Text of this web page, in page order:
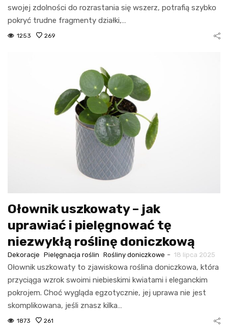
swojej zdolności do rozrastania się wszerz, potrafią szybko
pokryć trudne fragmenty działki,…
1253 269
Ołownik uszkowaty – jak
uprawiać i pielęgnować tę
niezwykłą roślinę doniczkową
Dekoracje Pielęgnacja roślin Rośliny doniczkowe - 18 lipca 2025
Ołownik uszkowaty to zjawiskowa roślina doniczkowa, która
przyciąga wzrok swoimi niebieskimi kwiatami i eleganckim
pokrojem. Choć wygląda egzotycznie, jej uprawa nie jest
skomplikowana, jeśli znasz kilka…
1873 261